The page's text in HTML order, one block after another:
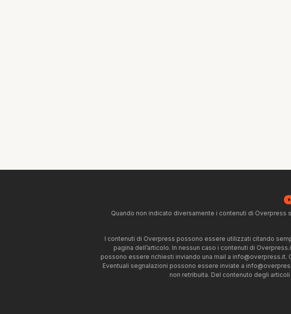
Quando non indicato diversamente i contenuti di Overpress
I contenuti di Overpress possono essere utilizzati citando
pagina dell’articolo. In nessun caso i contenuti di
possono essere richiesti inviando una mail a info@overpress.it.
Eventuali segnalazioni possono essere inviate a
non retribuita. Del contenuto degli